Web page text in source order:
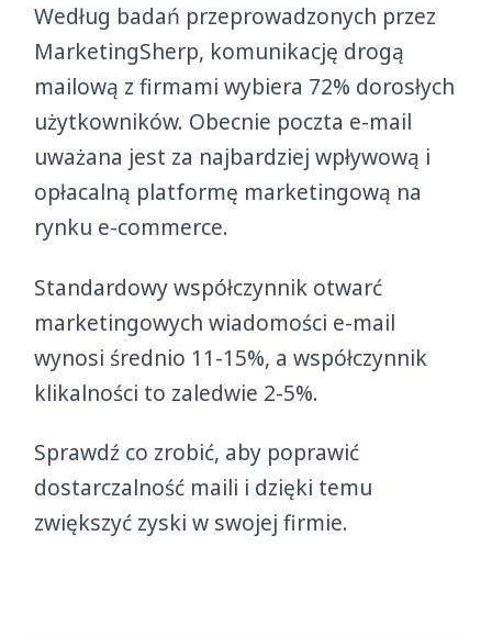
Według badań przeprowadzonych przez
MarketingSherp, komunikację drogą
mailową z firmami wybiera 72% dorosłych
użytkowników. Obecnie poczta e-mail
uważana jest za najbardziej wpływową i
opłacalną platformę marketingową na
rynku e-commerce.
Standardowy współczynnik otwarć
marketingowych wiadomości e-mail
wynosi średnio 11-15%, a współczynnik
klikalności to zaledwie 2-5%.
Sprawdź co zrobić, aby poprawić
dostarczalność maili i dzięki temu
zwiększyć zyski w swojej firmie.